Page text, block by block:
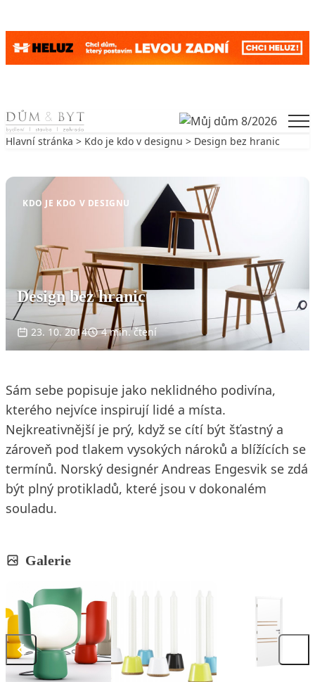
Skip to content
Hlavní stránka > Kdo je kdo v designu > Design bez hranic
KDO JE KDO V DESIGNU
Design bez hranic
23. 10. 2014 4 min. čtení
Sám sebe popisuje jako neklidného podivína,
kterého nejvíce inspirují lidé a místa.
Nejkreativnější je prý, když se cítí být šťastný a
zároveň pod tlakem vysokých nároků a blížících se
termínů. Norský designér Andreas Engesvik se zdá
být plný protikladů, které jsou v dokonalém
souladu.
Galerie